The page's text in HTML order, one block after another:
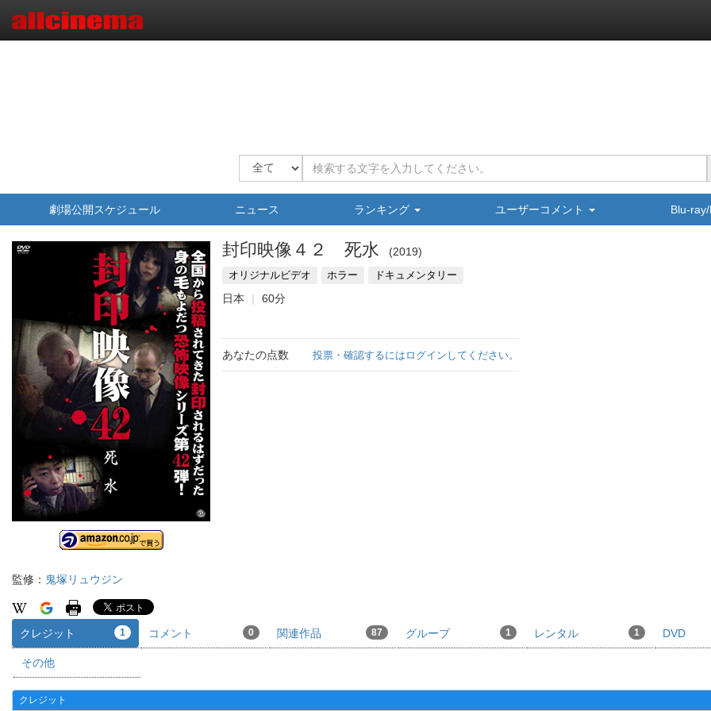
劇場公開スケジュール ニュース ランキング ユーザーコメント Blu-
封印映像４２ 死水 2019
オリジナルビデオ ホラー ドキュメンタリー
日本 60分
あなたの点数 投票・確認するにはログインしてください。
監修： 鬼塚リュウジン
クレジット 1 コメント 0 関連作品 87 グループ 1 レンタル 1 DVD
その他
クレジット